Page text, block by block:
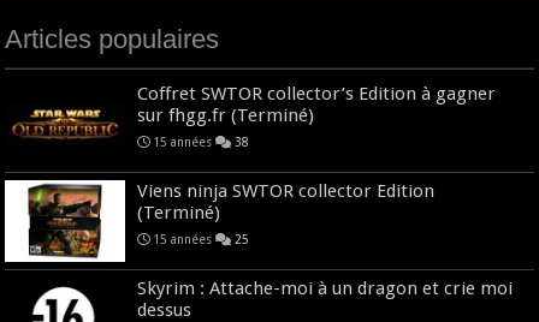
Articles populaires
Coffret SWTOR collector’s Edition à gagner
sur fhgg.fr (Terminé)
15 années 38
Viens ninja SWTOR collector Edition
(Terminé)
15 années 25
Skyrim : Attache-moi à un dragon et crie moi
dessus